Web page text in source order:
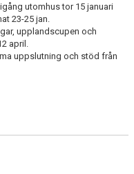
utomhus tor 15 januari
23-25 jan.
upplandscupen och
april.
uppslutning och stöd från